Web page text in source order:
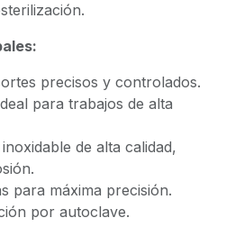
precisos y controlados.
para trabajos de alta
de alta calidad,
para máxima precisión.
por autoclave.